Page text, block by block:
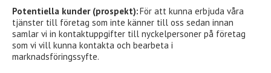
Potentiella kunder (prospekt):För att kunna erbjuda våra
tjänster till företag som inte känner till oss sedan innan
samlar vi in kontaktuppgifter till nyckelpersoner på företag
som vi vill kunna kontakta och bearbeta i
marknadsföringssyfte.